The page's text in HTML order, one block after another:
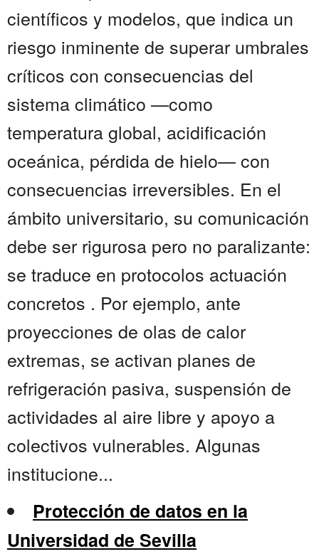
científicos y modelos, que indica un
riesgo inminente de superar umbrales
críticos con consecuencias del
sistema climático —como
temperatura global, acidificación
oceánica, pérdida de hielo— con
consecuencias irreversibles. En el
ámbito universitario, su comunicación
debe ser rigurosa pero no paralizante:
se traduce en protocolos actuación
concretos . Por ejemplo, ante
proyecciones de olas de calor
extremas, se activan planes de
refrigeración pasiva, suspensión de
actividades al aire libre y apoyo a
colectivos vulnerables. Algunas
institucione...
Protección de datos en la
Universidad de Sevilla